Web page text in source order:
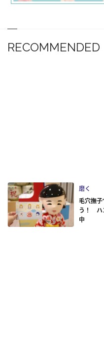
RECOMMENDED
磨く
毛穴撫子
う！ ハ
中